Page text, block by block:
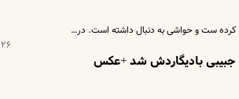
کرده ست و حواشی به دنبال داشته است. در…
۲۶ اردیبهشت ۱۴۰۳
جبیبی بادیگاردش شد +عکس